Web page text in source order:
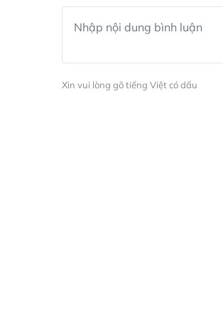
Xin vui lòng gõ tiếng Việt có dấu